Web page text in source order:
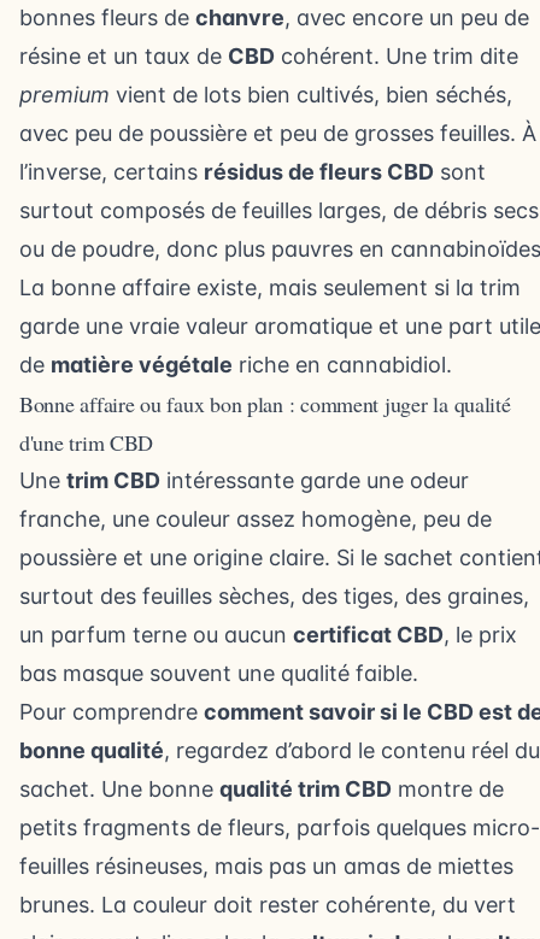
bonnes fleurs de chanvre, avec encore un peu de
résine et un taux de CBD cohérent. Une trim dite
premium vient de lots bien cultivés, bien séchés,
avec peu de poussière et peu de grosses feuilles. À
l’inverse, certains résidus de fleurs CBD sont
surtout composés de feuilles larges, de débris secs
ou de poudre, donc plus pauvres en
La bonne affaire existe, mais seulement si la trim
garde une vraie valeur aromatique et une part utile
de matière végétale riche en cannabidiol.
Bonne affaire ou faux bon plan : comment juger la qualité
d'une trim CBD
Une trim CBD intéressante garde une odeur
franche, une couleur assez homogène, peu de
poussière et une origine claire. Si le sachet
surtout des feuilles sèches, des tiges, des graines,
un parfum terne ou aucun certificat CBD, le prix
bas masque souvent une qualité faible.
Pour comprendre comment savoir si le CBD est
bonne qualité, regardez d’abord le contenu réel du
sachet. Une bonne qualité trim CBD montre de
petits fragments de fleurs, parfois quelques micro-
feuilles résineuses, mais pas un amas de miettes
brunes. La couleur doit rester cohérente, du vert